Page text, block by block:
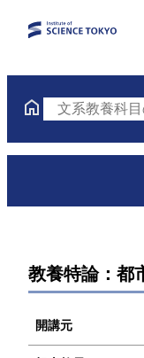
文系教養科
教養特論：都
開講元